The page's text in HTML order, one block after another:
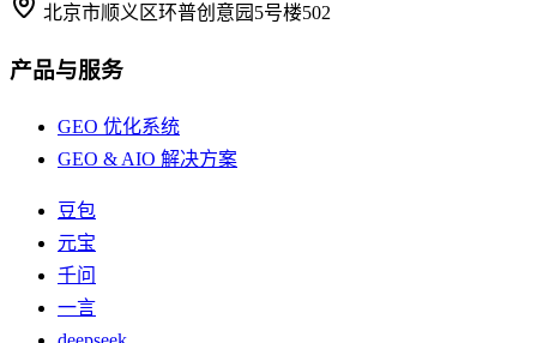
北京市顺义区环普创意园5号楼502
产品与服务
GEO 优化系统
GEO & AIO 解决方案
豆包
元宝
千问
一言